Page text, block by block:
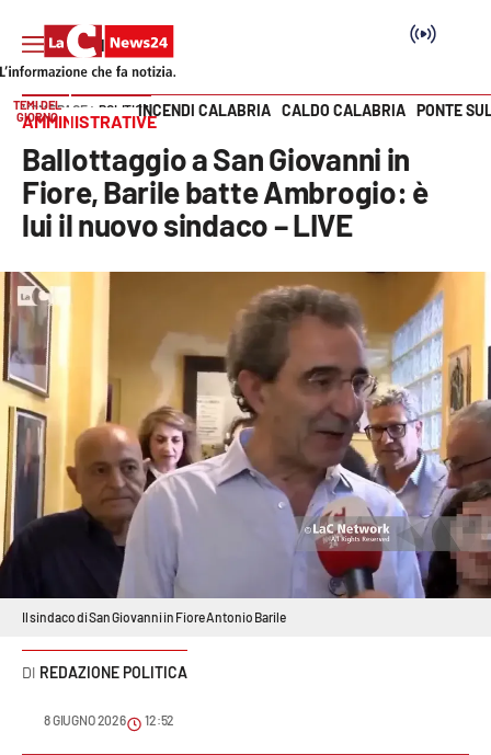
SEZIONI
Cronaca
Politica
Attualità
Economia e lavoro
Italia Mondo
Sanità
Cultura
Podcast
Meteo
Vai
TEMI DEL
GIORNO
INCENDI CALABRIA CALDO CALABRIA PONTE
HOME PAGE POLITICA
AMMINISTRATIVE
Ballottaggio a San Giovanni in
Fiore, Barile batte Ambrogio: è
lui il nuovo sindaco – LIVE
Il sindaco di San Giovanni in Fiore Antonio Barile
REDAZIONE POLITICA
8 GIUGNO 2026 12:52